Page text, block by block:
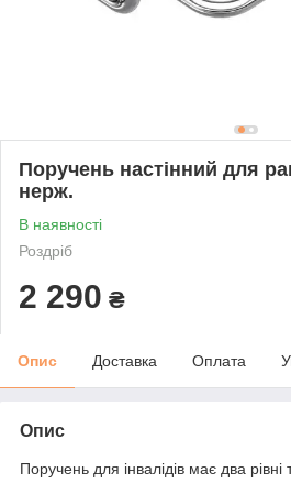
Поручень настінний для
нерж.
В наявності
Роздріб
2 290 ₴
Опис Доставка Оплата
Опис
Поручень для інвалідів має два рівні